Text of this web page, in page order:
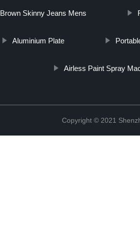
Brown Skinny Jeans Mens
Aluminium Plate
Airless Paint Spray
Copyright © 2021